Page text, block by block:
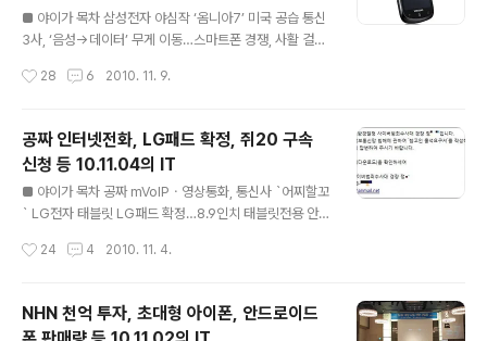
어 있어서 구동속도가 빠르며 사용하지 않는 칩은 활성화
되지 않아서 배터리 소모가 적다고 전한다. 옵티머스 마하
르지 않다. 과연 이 폰으로 LG는 부활을 꿈꿀 수 있을까?
■ 야이가 목차 삼성전자 야심작 ‘옴니아7’ 미국 공습 통신
3사, ‘음성→데이터’ 무게 이동…스마트폰 경쟁, 사활 걸렸
요금 `고심` 태블릿이야, 전자책이야?···펼쳐보는 7인치 양
성전자 야심작 ‘옴니아7’ 미국 공습 ZDNET 기사보기 윈
도우폰7을 탑재한 폰들의 소식이 자주 전해지고 있다. 삼
성전자는 쓴맛을 본 '옴니아'라는 타이틀을 이어갈 옴니아
7을 미국에 출시했다. 삼성은 블랙젝과 옴니아 등을 통해
얻은 마이크로소프트 OS에 대한 기술력의 결과라고 하지
수 있는지... (옴럭시를 기억하시길) 4인치 Super AMOL
28 6 2010. 11. 9.
공짜 인터넷전화, LG패드 확정, 쥐20 구속
신청 등 10.11.04의 IT
■ 야이가 목차 공짜 mVoIPㆍ영상통화, 통신사 `어찌할꼬
` LG전자 태블릿 LG패드 확정…8.9인치 태블릿전용 안드
악성코드 유포 '주의' '쥐'20 풍자 구속영장에 온라인 부글
Pㆍ영상통화, 통신사 `어찌할꼬` 디지털타임스 기사보기
조금씩 고개를 들던 무선인터넷 전화가 급격한 변화의 시
24 4 2010. 11. 4.
NHN 천억 투자, 초대형 아이폰, 안드로이드